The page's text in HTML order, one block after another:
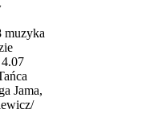
muzyka
Jama,